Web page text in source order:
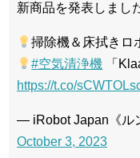
新商品を発表しまし
掃除機＆床拭きロ
#空気清浄機 「
https://t.co/
— iRobot Japan《ル
October 3, 2023